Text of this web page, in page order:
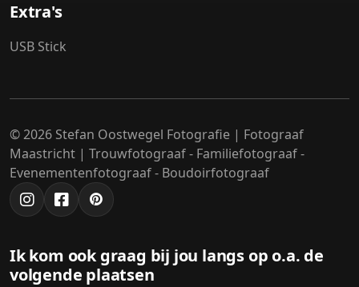
Extra's
USB Stick
© 2026 Stefan Oostwegel Fotografie | Fotograaf
Maastricht | Trouwfotograaf - Familiefotograaf -
Evenementenfotograaf - Boudoirfotograaf
Ik kom ook graag bij jou langs op o.a. de
volgende plaatsen